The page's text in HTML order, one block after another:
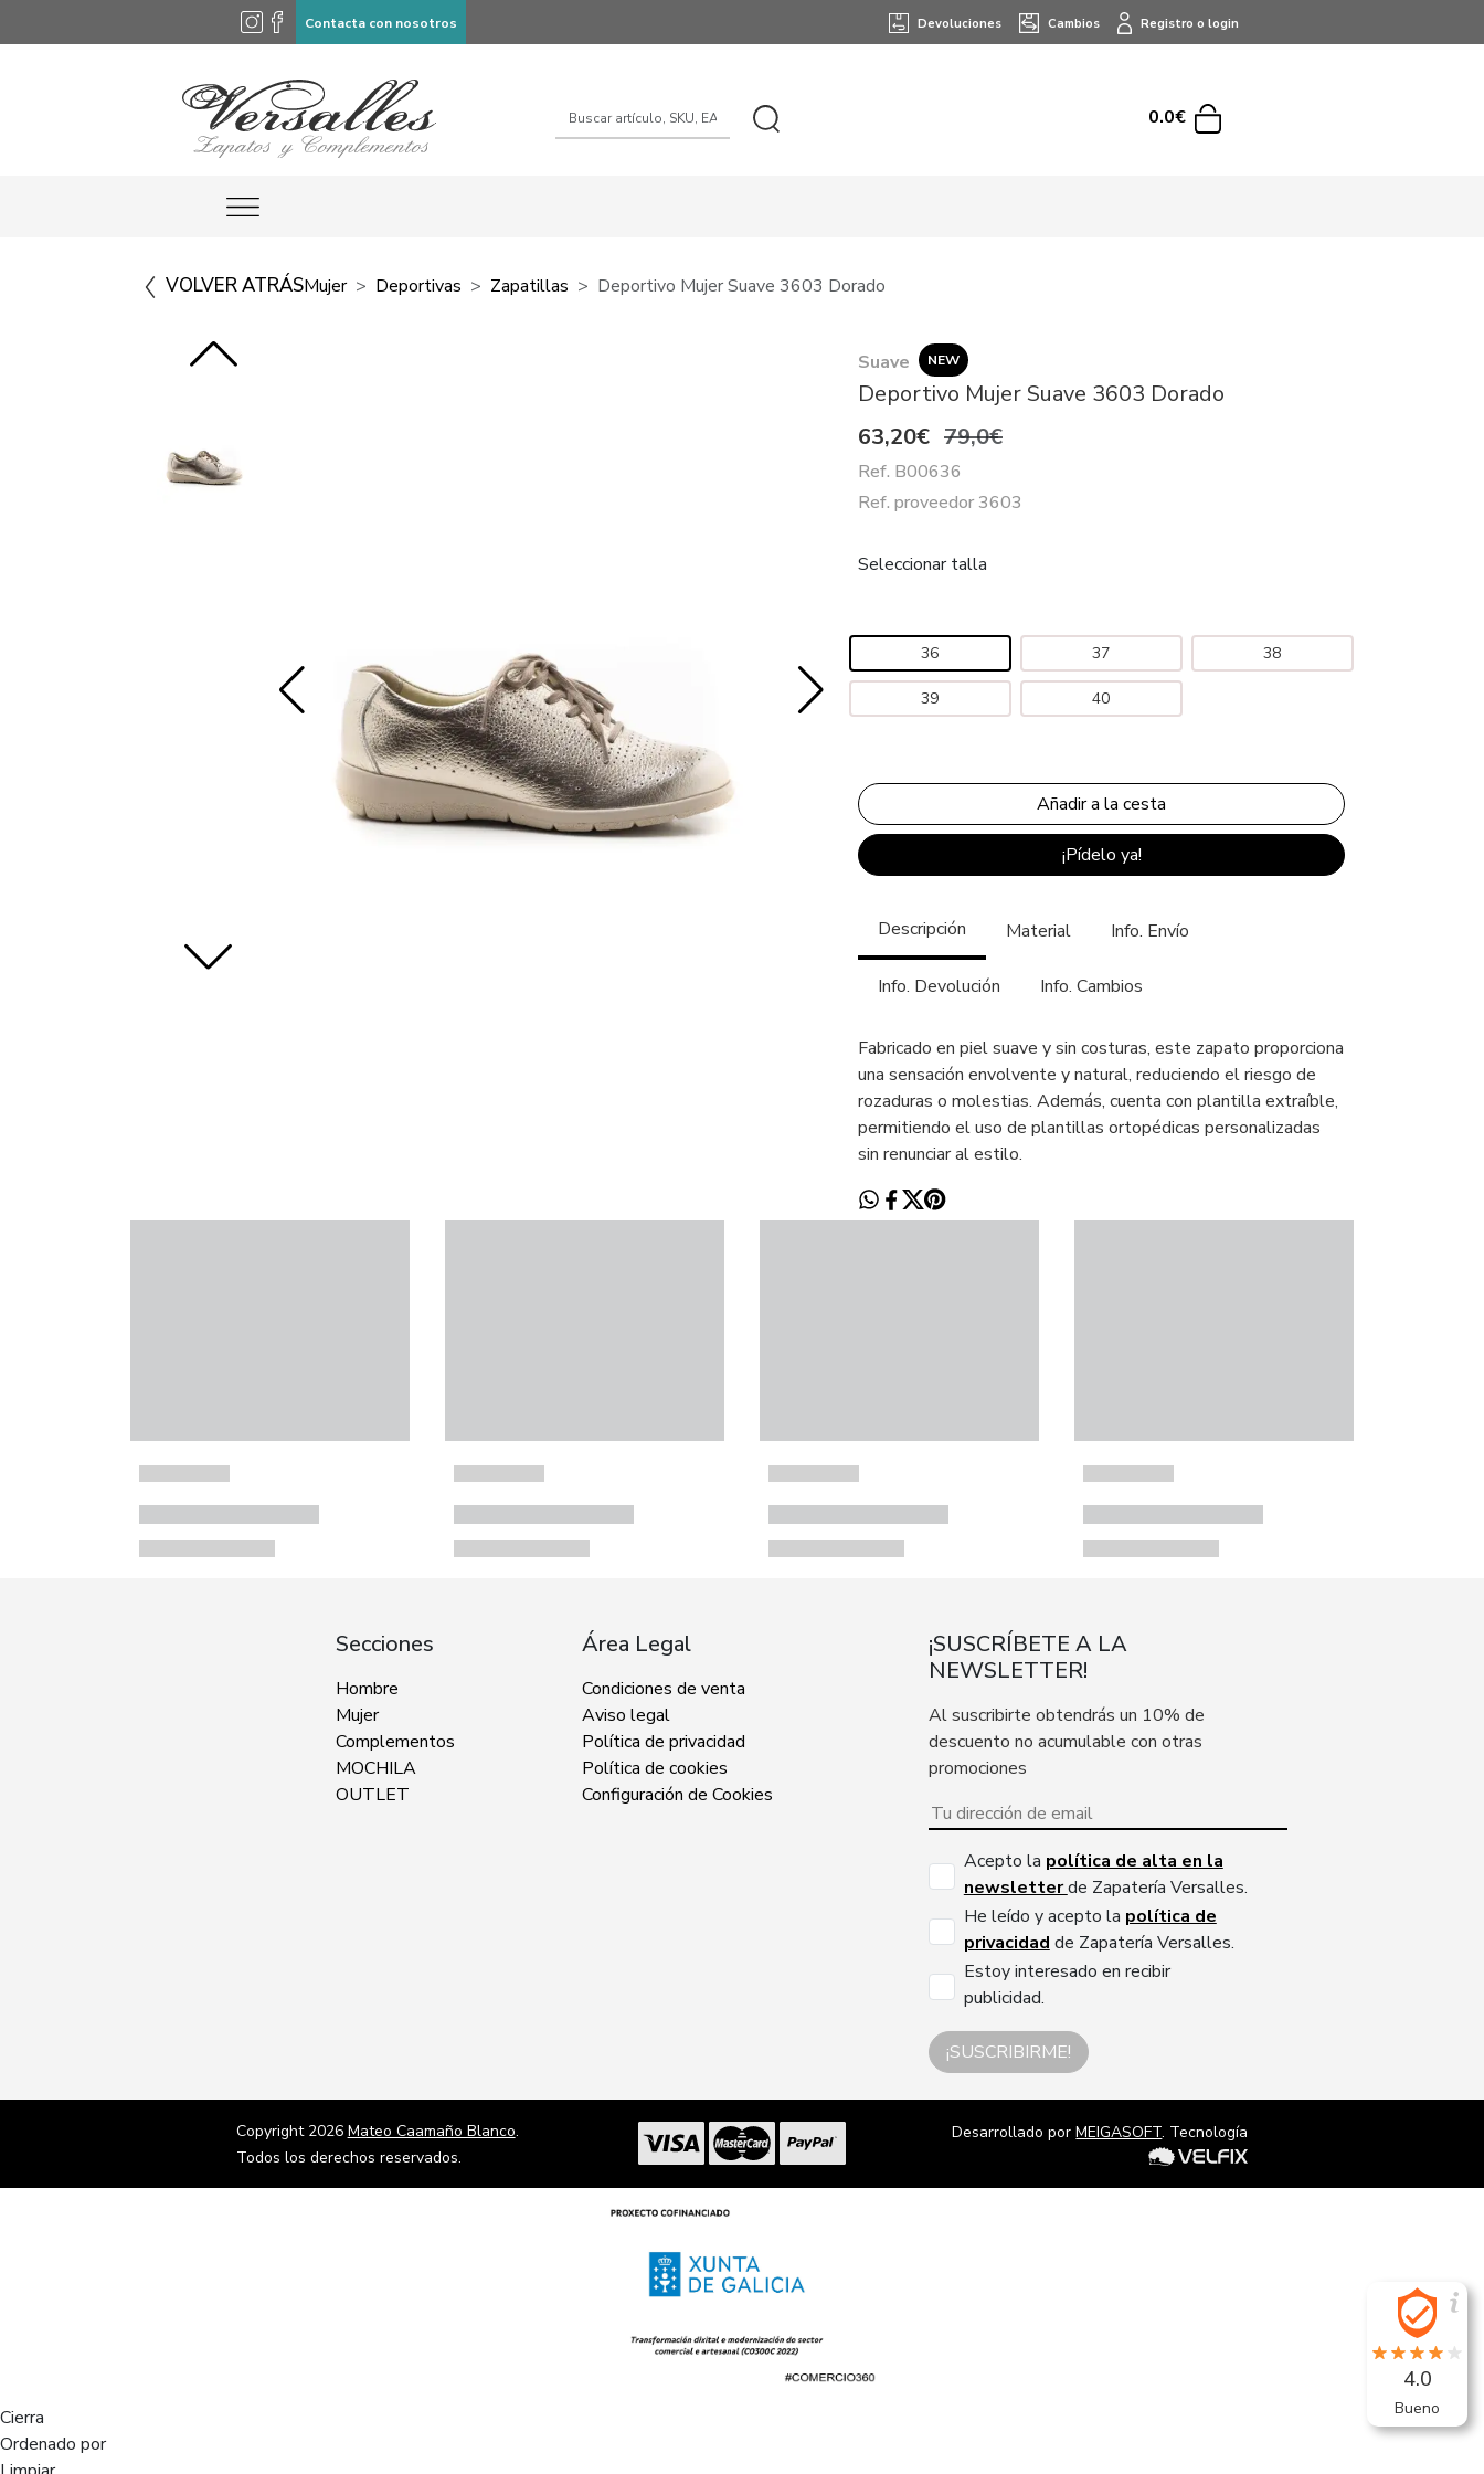
Contacta con nosotros Devoluciones Cambios Registro o login
0.0€
VOLVER ATRÁSMujer Deportivas Zapatillas Deportivo Mujer Suave 3603 Dorado
Suave NEW
Deportivo Mujer Suave 3603 Dorado
63,20€ 79,0€
Ref. B00636
Ref. proveedor 3603
Seleccionar talla
36 37 38
39 40
¡Pídelo ya!
Descripción Material Info. Envío
Info. Devolución Info. Cambios
Fabricado en piel suave y sin costuras, este zapato proporciona
una sensación envolvente y natural, reduciendo el riesgo de
rozaduras o molestias. Además, cuenta con plantilla extraíble,
permitiendo el uso de plantillas ortopédicas personalizadas
sin renunciar al estilo.
Secciones
Hombre
Mujer
Complementos
MOCHILA
OUTLET
Área Legal
Condiciones de venta
Aviso legal
Política de privacidad
Política de cookies
Configuración de Cookies
¡SUSCRÍBETE A LA
NEWSLETTER!
Al suscribirte obtendrás un 10% de
descuento no acumulable con otras
promociones
Acepto la política de alta en la
newsletterde Zapatería Versalles.
He leído y acepto la política de
privacidad de Zapatería Versalles.
Estoy interesado en recibir
publicidad.
¡SUSCRIBIRME!
Copyright 2026 Mateo Caamaño Blanco.
Todos los derechos reservados.
Desarrollado porMEIGASOFT. Tecnología
4.0
Bueno
Cierra
Ordenado por